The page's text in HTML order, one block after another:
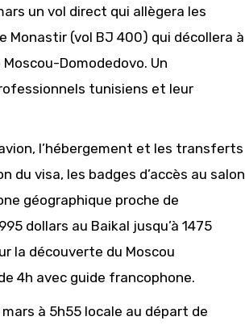
un vol direct qui allègera les
Monastir (vol BJ 400) qui décollera à
Domodedovo. Un
tunisiens et leur
l’hébergement et les transferts
du visa, les badges d’accès au salon
géographique proche de
dollars au Baikal jusqu’à 1475
la découverte du Moscou
4h avec guide francophone.
à 5h55 locale au départ de